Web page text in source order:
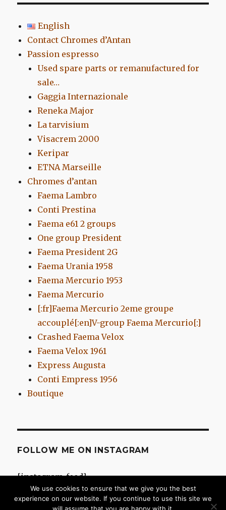
English
Contact Chromes d’Antan
Passion espresso
Used spare parts or remanufactured for
sale…
Gaggia Internazionale
Reneka Major
La tarvisium
Visacrem 2000
Keripar
ETNA Marseille
Chromes d’antan
Faema Lambro
Conti Prestina
Faema e61 2 groups
One group President
Faema President 2G
Faema Urania 1958
Faema Mercurio 1953
Faema Mercurio
[:fr]Faema Mercurio 2eme groupe
accouplé[:en]V-group Faema Mercurio[:]
Crashed Faema Velox
Faema Velox 1961
Express Augusta
Conti Empress 1956
Boutique
FOLLOW ME ON INSTAGRAM
[instagram-feed]
We use cookies to ensure that we give you the best
experience on our website. If you continue to use this site we